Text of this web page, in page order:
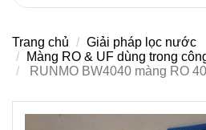
Trang chủ
Giải pháp lọc nước
Màng RO & UF dùng trong
RUNMO BW4040 màng RO